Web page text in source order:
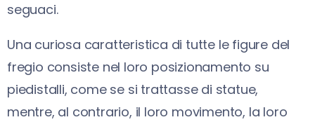
seguaci.
Una curiosa caratteristica di tutte le figure del
fregio consiste nel loro posizionamento su
piedistalli, come se si trattasse di statue,
mentre, al contrario, il loro movimento, la loro